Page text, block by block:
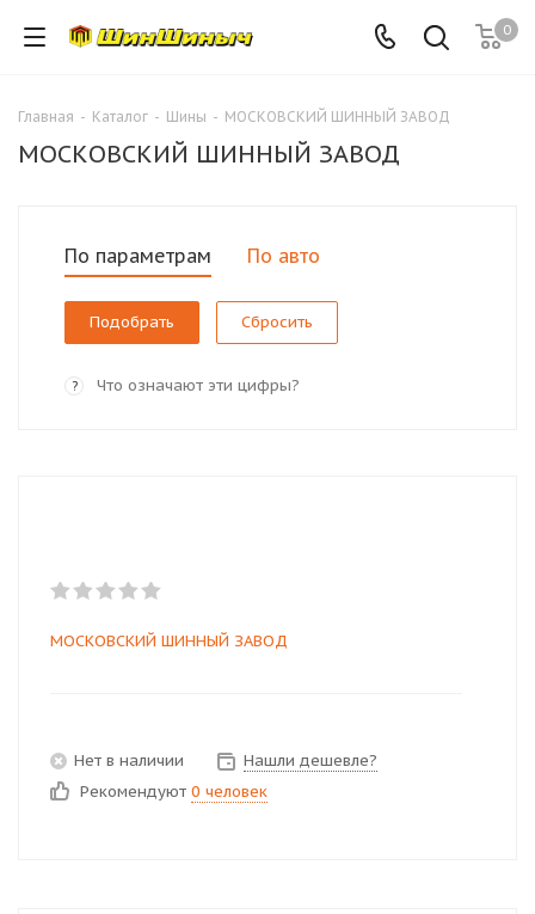
0
Главная - Каталог - Шины - МОСКОВСКИЙ ШИННЫЙ ЗАВОД
МОСКОВСКИЙ ШИННЫЙ ЗАВОД
По параметрам По авто
Сбросить
? Что означают эти цифры?
МОСКОВСКИЙ ШИННЫЙ ЗАВОД
Нет в наличии
Нашли дешевле?
Рекомендуют 0 человек